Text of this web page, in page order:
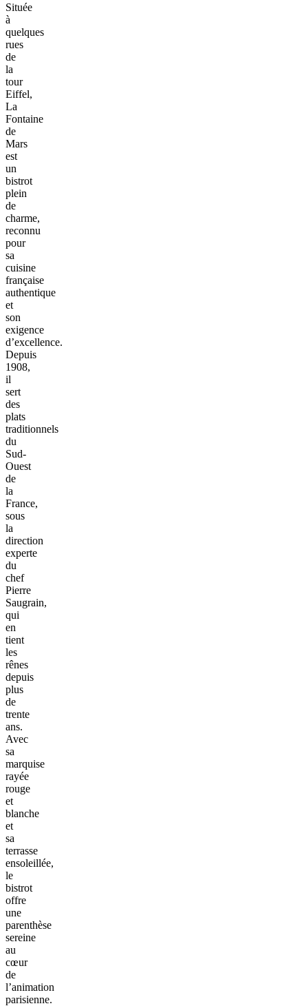
Située
à
quelques
rues
de
la
tour
Eiffel,
La
Fontaine
de
Mars
est
un
bistrot
plein
de
charme,
reconnu
pour
sa
cuisine
française
authentique
et
son
exigence
d’excellence.
Depuis
1908,
il
sert
des
plats
traditionnels
du
Sud-
Ouest
de
la
France,
sous
la
direction
experte
du
chef
Pierre
Saugrain,
qui
en
tient
les
rênes
depuis
plus
de
trente
ans.
Avec
sa
marquise
rayée
rouge
et
blanche
et
sa
terrasse
ensoleillée,
le
bistrot
offre
une
parenthèse
sereine
au
cœur
de
l’animation
parisienne.